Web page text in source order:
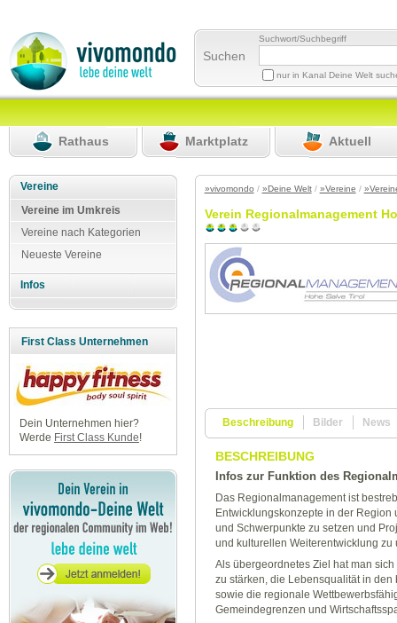
Suchen
Suchwort/Suchbegriff
nur in Kanal Deine Welt
Rathaus Marktplatz Aktuell
Vereine
Vereine im Umkreis
Vereine nach Kategorien
Neueste Vereine
Infos
First Class Unternehmen
Dein Unternehmen hier?
Werde First Class Kunde!
»vivomondo / »Deine Welt/ »Vereine /
Verein Regionalmanagement
Beschreibung Bilder News
BESCHREIBUNG
Infos zur Funktion des
Das Regionalmanagement ist
Entwicklungskonzepte in der
und Schwerpunkte zu setzen und
und kulturellen Weiterentwicklung zu
Als übergeordnetes Ziel hat man
zu stärken, die Lebensqualität in
sowie die regionale
Gemeindegrenzen und